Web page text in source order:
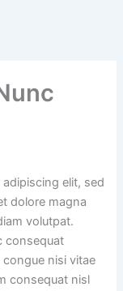
elit, sed
dolore magna
volutpat.
consequat
nisi vitae
consequat nisl